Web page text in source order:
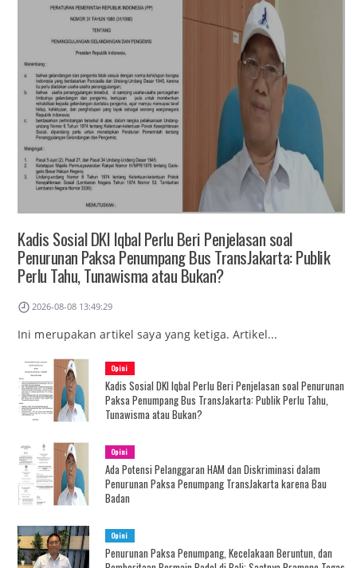
Kadis Sosial DKI Iqbal Perlu Beri Penjelasan soal
Penurunan Paksa Penumpang Bus TransJakarta: Publik
Perlu Tahu, Tunawisma atau Bukan?
2026-08-08 13:49:29
Ini merupakan artikel saya yang ketiga. Artikel...
Opini
Kadis Sosial DKI Iqbal Perlu Beri Penjelasan soal Penurunan
Paksa Penumpang Bus TransJakarta: Publik Perlu Tahu,
Tunawisma atau Bukan?
Opini
Ada Potensi Pelanggaran HAM dan Diskriminasi dalam
Penurunan Paksa Penumpang TransJakarta karena Bau
Badan
Opini
Penurunan Paksa Penumpang, Kecelakaan Beruntun, dan